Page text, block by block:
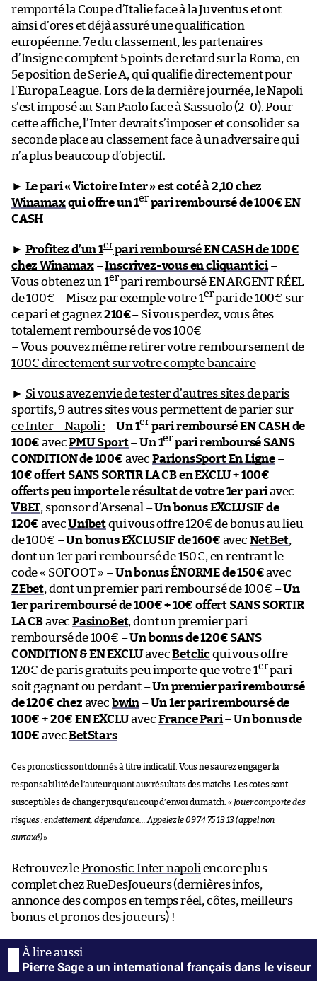
remporté la Coupe d’Italie face à la Juventus et ont
ainsi d’ores et déjà assuré une qualification
européenne. 7e du classement, les partenaires
d’Insigne comptent 5 points de retard sur la Roma, en
5e position de Serie A, qui qualifie directement pour
l’Europa League. Lors de la dernière journée, le Napoli
s’est imposé au San Paolo face à Sassuolo (2-0). Pour
cette affiche, l’Inter devrait s’imposer et consolider sa
seconde place au classement face à un adversaire qui
n’a plus beaucoup d’objectif.
► Le pari « Victoire Inter » est coté à 2,10 chez
Winamaxqui offre un 1er pari remboursé de 100€ EN
CASH
► Profitez d’un 1erpari remboursé EN CASH de 100€
chez Winamax–Inscrivez-vous en cliquant ici–
Vous obtenez un 1erpari remboursé EN ARGENT RÉEL
de 100€ – Misez par exemple votre 1erpari de 100€ sur
ce pari et gagnez210€– Si vous perdez, vous êtes
totalement remboursé de vos 100€
–Vous pouvez même retirer votre remboursement de
100€ directement sur votre compte bancaire
► Si vous avez envie de tester d’autres sites de paris
sportifs, 9 autres sites vous permettent de parier sur
ce Inter – Napoli : –Un 1er pari remboursé EN CASH de
100€ avecPMU Sport–Un 1er pari remboursé SANS
CONDITION de 100€ avec ParionsSport En Ligne –
10€ offert SANS SORTIR LA CB en EXCLU + 100€
offerts peu importe le résultat de votre 1er pariavec
VBET, sponsor d’Arsenal –Un bonus EXCLUSIF de
120€ avecUnibetqui vous offre 120€ de bonus au lieu
de 100€ –Un bonus EXCLUSIF de 160€ avec NetBet,
dont un 1er pari remboursé de 150€, en rentrant le
code « SOFOOT » –Un bonus ÉNORME de 150€avec
ZEbet, dont un premier pari remboursé de 100€ –Un
1er pari remboursé de 100€ + 10€ offert SANS SORTIR
LA CBavecPasinoBet, dont un premier pari
remboursé de 100€ –Un bonus de 120€ SANS
CONDITION & EN EXCLUavecBetclicqui vous offre
120€ de paris gratuits peu importe que votre 1erpari
soit gagnant ou perdant –Un premier pari remboursé
de 120€ chez avec bwin –Un 1er pari remboursé de
100€ + 20€ EN EXCLUavec France Pari–Un bonus de
100€ avecBetStars
Ces pronostics sont donnés à titre indicatif. Vous ne saurez engager la
responsabilité de l’auteur quant aux résultats des matchs. Les cotes sont
susceptibles de changer jusqu’au coup d’envoi du match. « Jouer comporte des
risques : endettement, dépendance… Appelez le 09 74 75 13 13 (appel non
surtaxé)»
Retrouvez lePronostic Inter napoli encore plus
complet chez RueDesJoueurs (dernières infos,
annonce des compos en temps réel, côtes, meilleurs
bonus et pronos des joueurs) !
Pierre Sage a un international français dans le viseur